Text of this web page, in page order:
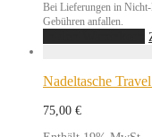
Bei Lieferungen in
Gebühren anfallen.
Nadeltasche
75,00 €